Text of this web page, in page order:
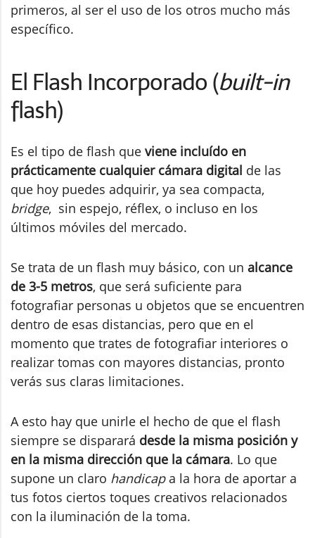
primeros, al ser el uso de los otros mucho más
específico.
El Flash Incorporado (built-in
flash)
Es el tipo de flash que viene incluído en
prácticamente cualquier cámara digital de las
que hoy puedes adquirir, ya sea compacta,
bridge, sin espejo, réflex, o incluso en los
últimos móviles del mercado.
Se trata de un flash muy básico, con un alcance
de 3-5 metros, que será suficiente para
fotografiar personas u objetos que se encuentren
dentro de esas distancias, pero que en el
momento que trates de fotografiar interiores o
realizar tomas con mayores distancias, pronto
verás sus claras limitaciones.
A esto hay que unirle el hecho de que el flash
siempre se disparará desde la misma posición y
en la misma dirección que la cámara. Lo que
supone un claro handicapa la hora de aportar a
tus fotos ciertos toques creativos relacionados
con la iluminación de la toma.